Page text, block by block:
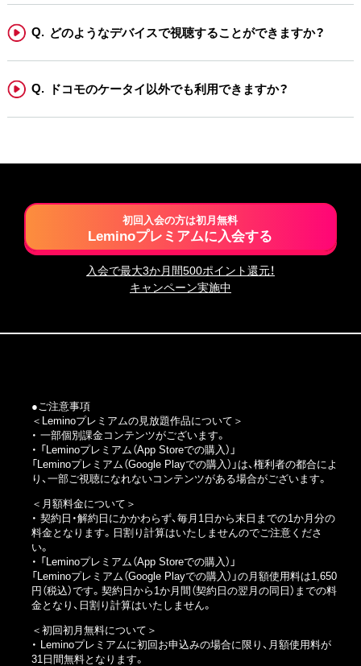
どのようなデバイスで視聴することができますか？
ドコモのケータイ以外でも利用できますか？
初回入会の方は初月無料
Leminoプレミアムに入会する
入会で最大3か月間500ポイント還元！
キャンペーン実施中
●ご注意事項
＜Leminoプレミアムの見放題作品について＞
・ 一部個別課金コンテンツがございます。
・ 「Leminoプレミアム（App Storeでの購入）」
「Leminoプレミアム（Google Playでの購入）」 は、権利者の都合によ
り、一部ご視聴になれないコンテンツがある場合がございます。
＜月額料金について＞
・ 契約日・解約日にかかわらず、毎月1日から末日までの1か月分の
料金となります。日割り計算はいたしませんのでご注意くださ
い。
・ 「Leminoプレミアム（App Storeでの購入）」
「Leminoプレミアム（Google Playでの購入）」の月額使用料は1,650
円（税込）です。契約日から1か月間（契約日の翌月の同日）までの料
金となり、日割り計算はいたしません。
＜初回初月無料について＞
・ Leminoプレミアムに初回お申込みの場合に限り、月額使用料が
31日間無料となります。